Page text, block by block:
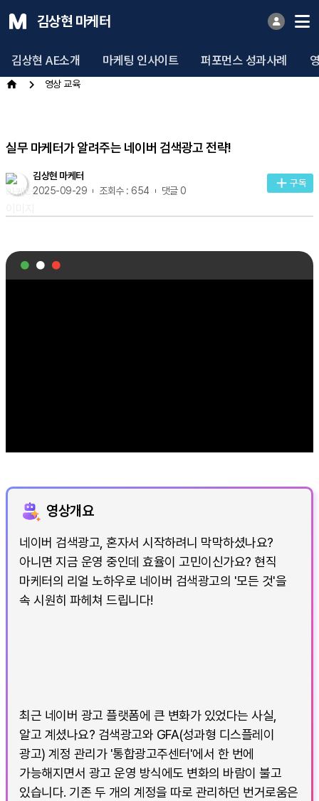
김상현 마케터
김상현 AE소개 마케팅 인사이트 퍼포먼스 성과사례
영상 교육
실무 마케터가 알려주는 네이버 검색광고 전략!
김상현 마케터
2025-09-29
조회수 : 654 댓글 0
구독
영상개요
네이버 검색광고, 혼자서 시작하려니 막막하셨나요?
아니면 지금 운영 중인데 효율이 고민이신가요? 현직
마케터의 리얼 노하우로 네이버 검색광고의 '모든 것'을
속 시원히 파헤쳐 드립니다!
최근 네이버 광고 플랫폼에 큰 변화가 있었다는 사실,
알고 계셨나요? 검색광고와 GFA(성과형 디스플레이
광고) 계정 관리가 '통합광고주센터'에서 한 번에
가능해지면서 광고 운영 방식에도 변화의 바람이 불고
있습니다. 기존 두 개의 계정을 따로 관리하던 번거로움은